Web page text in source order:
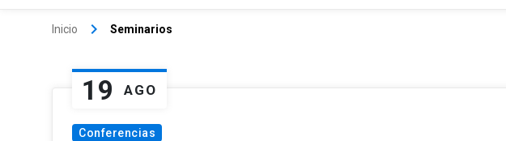
Inicio keyboard_arrow_right Seminarios
19 AGO
Conferencias